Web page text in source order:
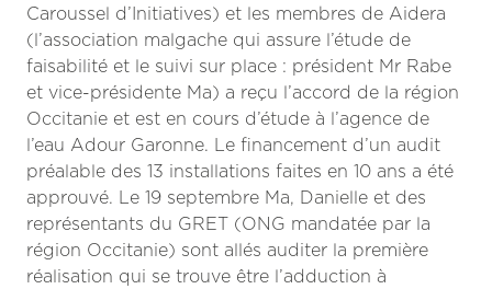
Caroussel d’Initiatives) et les membres de Aidera
(l’association malgache qui assure l’étude de
faisabilité et le suivi sur place : président Mr Rabe
et vice-présidente Ma) a reçu l’accord de la région
Occitanie et est en cours d’étude à l’agence de
l’eau Adour Garonne. Le financement d’un audit
préalable des 13 installations faites en 10 ans a été
approuvé. Le 19 septembre Ma, Danielle et des
représentants du GRET (ONG mandatée par la
région Occitanie) sont allés auditer la première
réalisation qui se trouve être l’adduction à